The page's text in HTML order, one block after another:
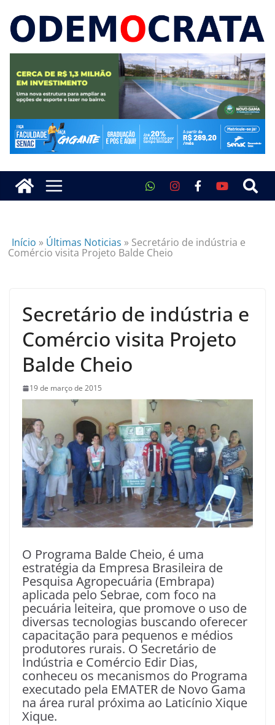
Início » Últimas Noticias » Secretário de indústria e
Comércio visita Projeto Balde Cheio
Secretário de indústria e
Comércio visita Projeto
Balde Cheio
19 de março de 2015
O Programa Balde Cheio, é uma
estratégia da Empresa Brasileira de
Pesquisa Agropecuária (Embrapa)
aplicada pelo Sebrae, com foco na
pecuária leiteira, que promove o uso de
diversas tecnologias buscando oferecer
capacitação para pequenos e médios
produtores rurais. O Secretário de
Indústria e Comércio Edir Dias,
conheceu os mecanismos do Programa
executado pela EMATER de Novo Gama
na área rural próxima ao Laticínio Xique
Xique.